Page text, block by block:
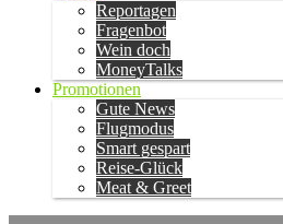
Reportagen
Fragenbot
Wein doch
MoneyTalks
Promotionen
Gute News
Flugmodus
Smart gespart
Reise-Glück
Meat & Greet